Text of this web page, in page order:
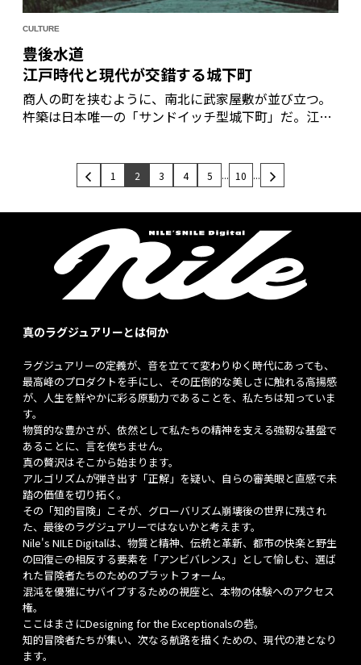
CULTURE
豊後水道
江戸時代と現代が交錯する城下町
商人の町を挟むように、南北に武家屋敷が並び立つ。
杵築は日本唯一の「サンドイッチ型城下町」だ。江戸
なお住民たちの通い路。時の流れをのみ込むがごと
く、生活感ある風情を醸し出す。
1 2 3 4 5 ... 10 ...
真のラグジュアリーとは何か
ラグジュアリーの定義が、音を立てて変わりゆく時代にあっても、
最高峰のプロダクトを手にし、その圧倒的な美しさに触れる高揚感
が、人生を鮮やかに彩る原動力であることを、私たちは知っていま
す。
物質的な豊かさが、依然として私たちの精神を支える強靭な基盤で
あることに、言を俟ちません。
真の贅沢はそこから始まります。
アルゴリズムが弾き出す「正解」を疑い、自らの審美眼と直感で未
踏の価値を切り拓く。
その「知的冒険」こそが、グローバリズム崩壊後の世界に残され
た、最後のラグジュアリーではないかと考えます。
Nile's NILE Digitalは、物質と精神、伝統と革新、都市の快楽と野生
の回復――この相反する要素を「アンビバレンス」として愉しむ、選ば
れた冒険者たちのためのプラットフォーム。
混沌を優雅にサバイブするための視座と、本物の体験へのアクセス
権。
ここはまさにDesigning for the Exceptionalsの砦。
知的冒険者たちが集い、次なる航路を描くための、現代の港となり
ます。